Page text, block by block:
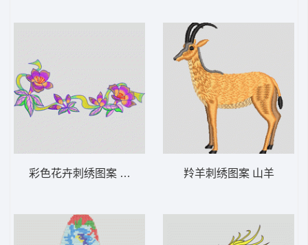
彩色花卉刺绣图案 汉服 羚羊刺绣图案 山羊